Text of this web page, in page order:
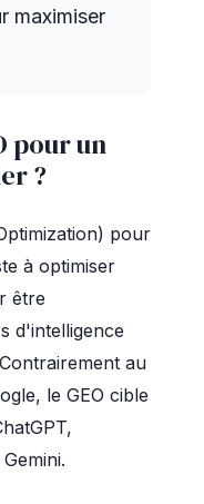
maximiser
pour un
?
pour
à optimiser
être
d'intelligence
au
le GEO cible